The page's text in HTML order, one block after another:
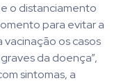
o distanciamento
para evitar a
vacinação os casos
da doença”,
sintomas, a